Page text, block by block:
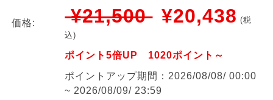
価格: ¥21,500 ¥20,438 (税
込)
ポイント5倍UP 1020ポイント～
ポイントアップ期間：2026/08/08/ 00:00
~ 2026/08/09/ 23:59